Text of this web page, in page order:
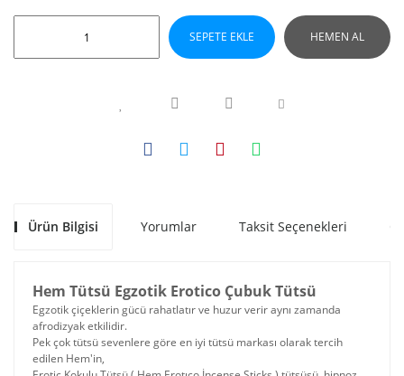
SEPETE EKLE HEMEN AL
Ürün Bilgisi Yorumlar Taksit Seçenekleri
Hem Tütsü Egzotik Erotico Çubuk Tütsü
Egzotik çiçeklerin gücü rahatlatır ve huzur verir aynı zamanda
afrodizyak etkilidir.
Pek çok tütsü sevenlere göre en iyi tütsü markası olarak tercih
edilen Hem'in,